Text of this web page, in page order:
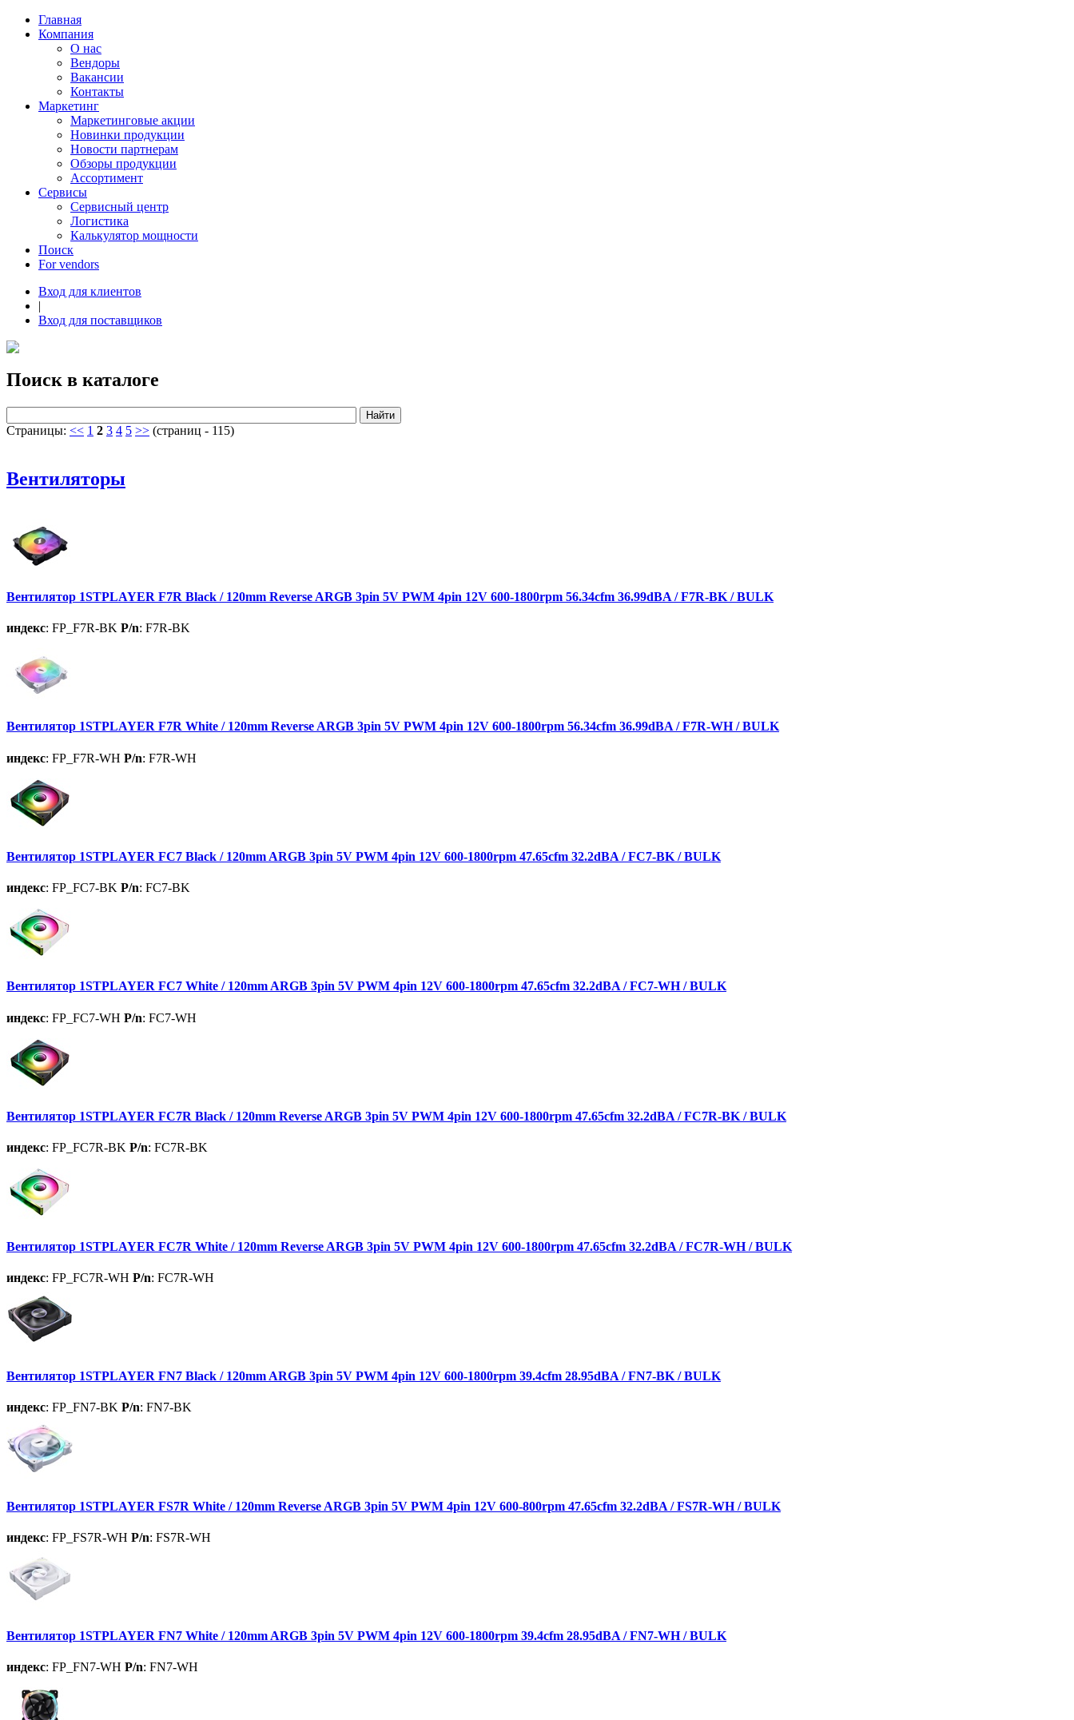
Главная
Компания
О нас
Вендоры
Вакансии
Контакты
Маркетинг
Маркетинговые акции
Новинки продукции
Новости партнерам
Обзоры продукции
Ассортимент
Сервисы
Сервисный центр
Логистика
Калькулятор мощности
Поиск
For vendors
Вход для клиентов
|
Вход для поставщиков
Поиск в каталоге
Страницы: << 1 2 3 4 5 >> (страниц - 115)
Вентиляторы
Вентилятор 1STPLAYER F7R Black / 120mm Reverse ARGB 3pin 5V PWM 4pin 12V 600-1800rpm 56.34cfm 36.99dBA / F7R-BK / BULK
индекс: FP_F7R-BK P/n: F7R-BK
Вентилятор 1STPLAYER F7R White / 120mm Reverse ARGB 3pin 5V PWM 4pin 12V 600-1800rpm 56.34cfm 36.99dBA / F7R-WH / BULK
индекс: FP_F7R-WH P/n: F7R-WH
Вентилятор 1STPLAYER FC7 Black / 120mm ARGB 3pin 5V PWM 4pin 12V 600-1800rpm 47.65cfm 32.2dBA / FC7-BK / BULK
индекс: FP_FC7-BK P/n: FC7-BK
Вентилятор 1STPLAYER FC7 White / 120mm ARGB 3pin 5V PWM 4pin 12V 600-1800rpm 47.65cfm 32.2dBA / FC7-WH / BULK
индекс: FP_FC7-WH P/n: FC7-WH
Вентилятор 1STPLAYER FC7R Black / 120mm Reverse ARGB 3pin 5V PWM 4pin 12V 600-1800rpm 47.65cfm 32.2dBA / FC7R-BK / BULK
индекс: FP_FC7R-BK P/n: FC7R-BK
Вентилятор 1STPLAYER FC7R White / 120mm Reverse ARGB 3pin 5V PWM 4pin 12V 600-1800rpm 47.65cfm 32.2dBA / FC7R-WH / BULK
индекс: FP_FC7R-WH P/n: FC7R-WH
Вентилятор 1STPLAYER FN7 Black / 120mm ARGB 3pin 5V PWM 4pin 12V 600-1800rpm 39.4cfm 28.95dBA / FN7-BK / BULK
индекс: FP_FN7-BK P/n: FN7-BK
Вентилятор 1STPLAYER FS7R White / 120mm Reverse ARGB 3pin 5V PWM 4pin 12V 600-800rpm 47.65cfm 32.2dBA / FS7R-WH / BULK
индекс: FP_FS7R-WH P/n: FS7R-WH
Вентилятор 1STPLAYER FN7 White / 120mm ARGB 3pin 5V PWM 4pin 12V 600-1800rpm 39.4cfm 28.95dBA / FN7-WH / BULK
индекс: FP_FN7-WH P/n: FN7-WH